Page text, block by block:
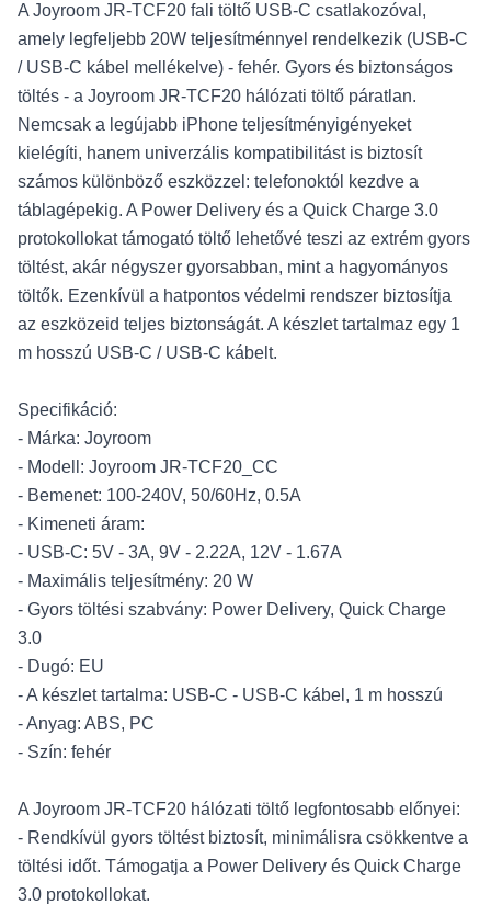
A Joyroom JR-TCF20 fali töltő USB-C csatlakozóval,
amely legfeljebb 20W teljesítménnyel rendelkezik (USB-C
/ USB-C kábel mellékelve) - fehér. Gyors és biztonságos
töltés - a Joyroom JR-TCF20 hálózati töltő páratlan.
Nemcsak a legújabb iPhone teljesítményigényeket
kielégíti, hanem univerzális kompatibilitást is biztosít
számos különböző eszközzel: telefonoktól kezdve a
táblagépekig. A Power Delivery és a Quick Charge 3.0
protokollokat támogató töltő lehetővé teszi az extrém gyors
töltést, akár négyszer gyorsabban, mint a hagyományos
töltők. Ezenkívül a hatpontos védelmi rendszer biztosítja
az eszközeid teljes biztonságát. A készlet tartalmaz egy 1
m hosszú USB-C / USB-C kábelt.
Specifikáció:
- Márka: Joyroom
- Modell: Joyroom JR-TCF20_CC
- Bemenet: 100-240V, 50/60Hz, 0.5A
- Kimeneti áram:
- USB-C: 5V - 3A, 9V - 2.22A, 12V - 1.67A
- Maximális teljesítmény: 20 W
- Gyors töltési szabvány: Power Delivery, Quick Charge
3.0
- Dugó: EU
- A készlet tartalma: USB-C - USB-C kábel, 1 m hosszú
- Anyag: ABS, PC
- Szín: fehér
A Joyroom JR-TCF20 hálózati töltő legfontosabb előnyei:
- Rendkívül gyors töltést biztosít, minimálisra csökkentve a
töltési időt. Támogatja a Power Delivery és Quick Charge
3.0 protokollokat.